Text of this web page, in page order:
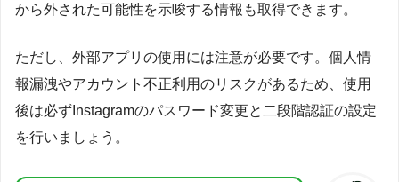
から外された可能性を示唆する情報も取得できます。
ただし、外部アプリの使用には注意が必要です。個人情
報漏洩やアカウント不正利用のリスクがあるため、使用
後は必ずInstagramのパスワード変更と二段階認証の設定
を行いましょう。